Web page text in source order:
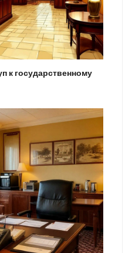
к государственному